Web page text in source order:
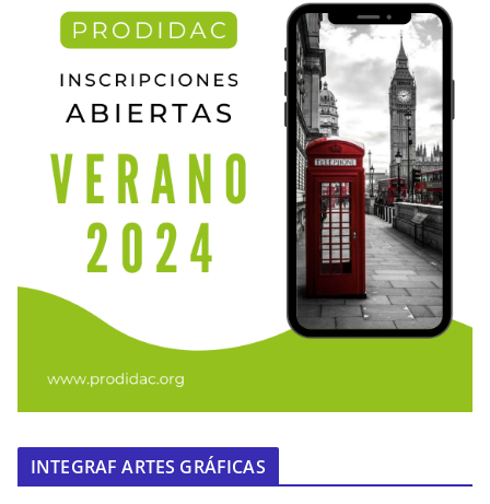
INTEGRAF ARTES GRÁFICAS